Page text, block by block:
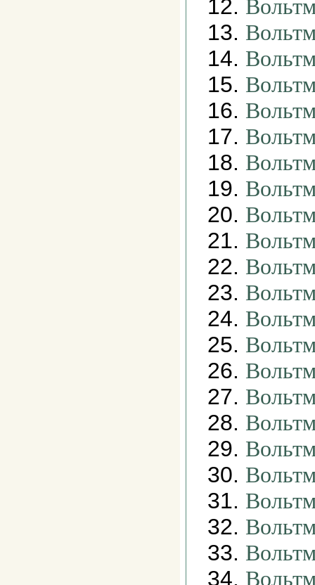
12.
13.
14.
15.
16.
17.
18.
19.
20.
21.
22.
23.
24.
25.
26.
27.
28.
29.
30.
31.
32.
33.
34.